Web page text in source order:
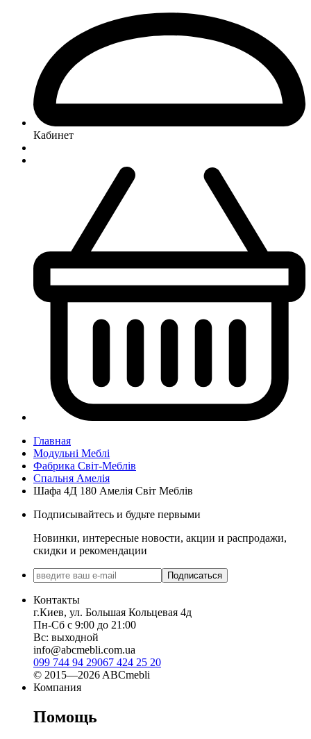
Кабинет
Главная
Модульні Меблі
Фабрика Світ-Меблів
Спальня Амелія
Шафа 4Д 180 Амелія Світ Меблів
Подписывайтесь и будьте первыми
Новинки, интересные новости, акции и распродажи,
скидки и рекомендации
Подписаться
Контакты
г.Киев, ул. Большая Кольцевая 4д
Пн-Сб с 9:00 до 21:00
Вс: выходной
info@abcmebli.com.ua
099 744 94 29067 424 25 20
© 2015—2026 ABCmebli
Компания
Помощь